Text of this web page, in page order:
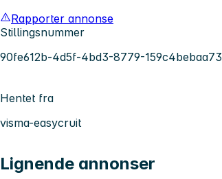
Rapporter annonse
Stillingsnummer
90fe612b-4d5f-4bd3-8779-159c4bebaa73
Hentet fra
visma-easycruit
Lignende annonser